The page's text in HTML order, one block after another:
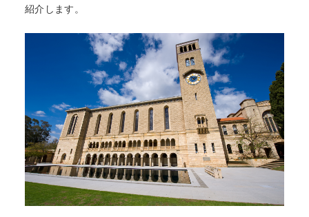
紹介します。